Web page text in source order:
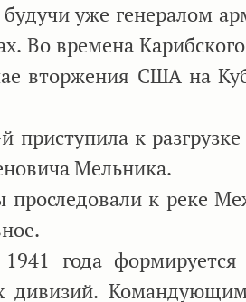
будучи уже генералом
Во времена
вторжения США на
приступила к
Мельника.
проследовали к реке
года формируется
дивизий.